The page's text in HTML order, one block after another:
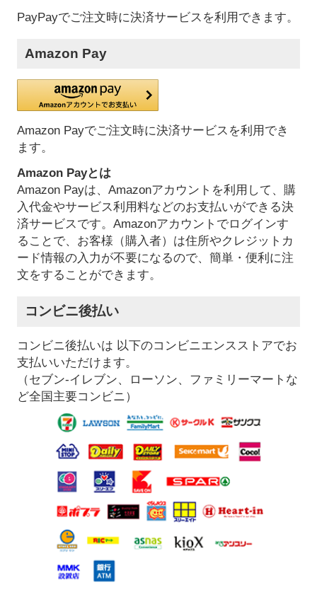
PayPayでご注文時に決済サービスを利用できます。
Amazon Pay
Amazon Payでご注文時に決済サービスを利用でき
ます。
Amazon Payとは
Amazon Payは、Amazonアカウントを利用して、購
入代金やサービス利用料などのお支払いができる決
済サービスです。Amazonアカウントでログインす
ることで、お客様（購入者）は住所やクレジットカ
ード情報の入力が不要になるので、簡単・便利に注
文をすることができます。
コンビニ後払い
コンビニ後払いは 以下のコンビニエンスストアでお
支払いいただけます。
（セブン-イレブン、ローソン、ファミリーマートな
ど全国主要コンビニ）